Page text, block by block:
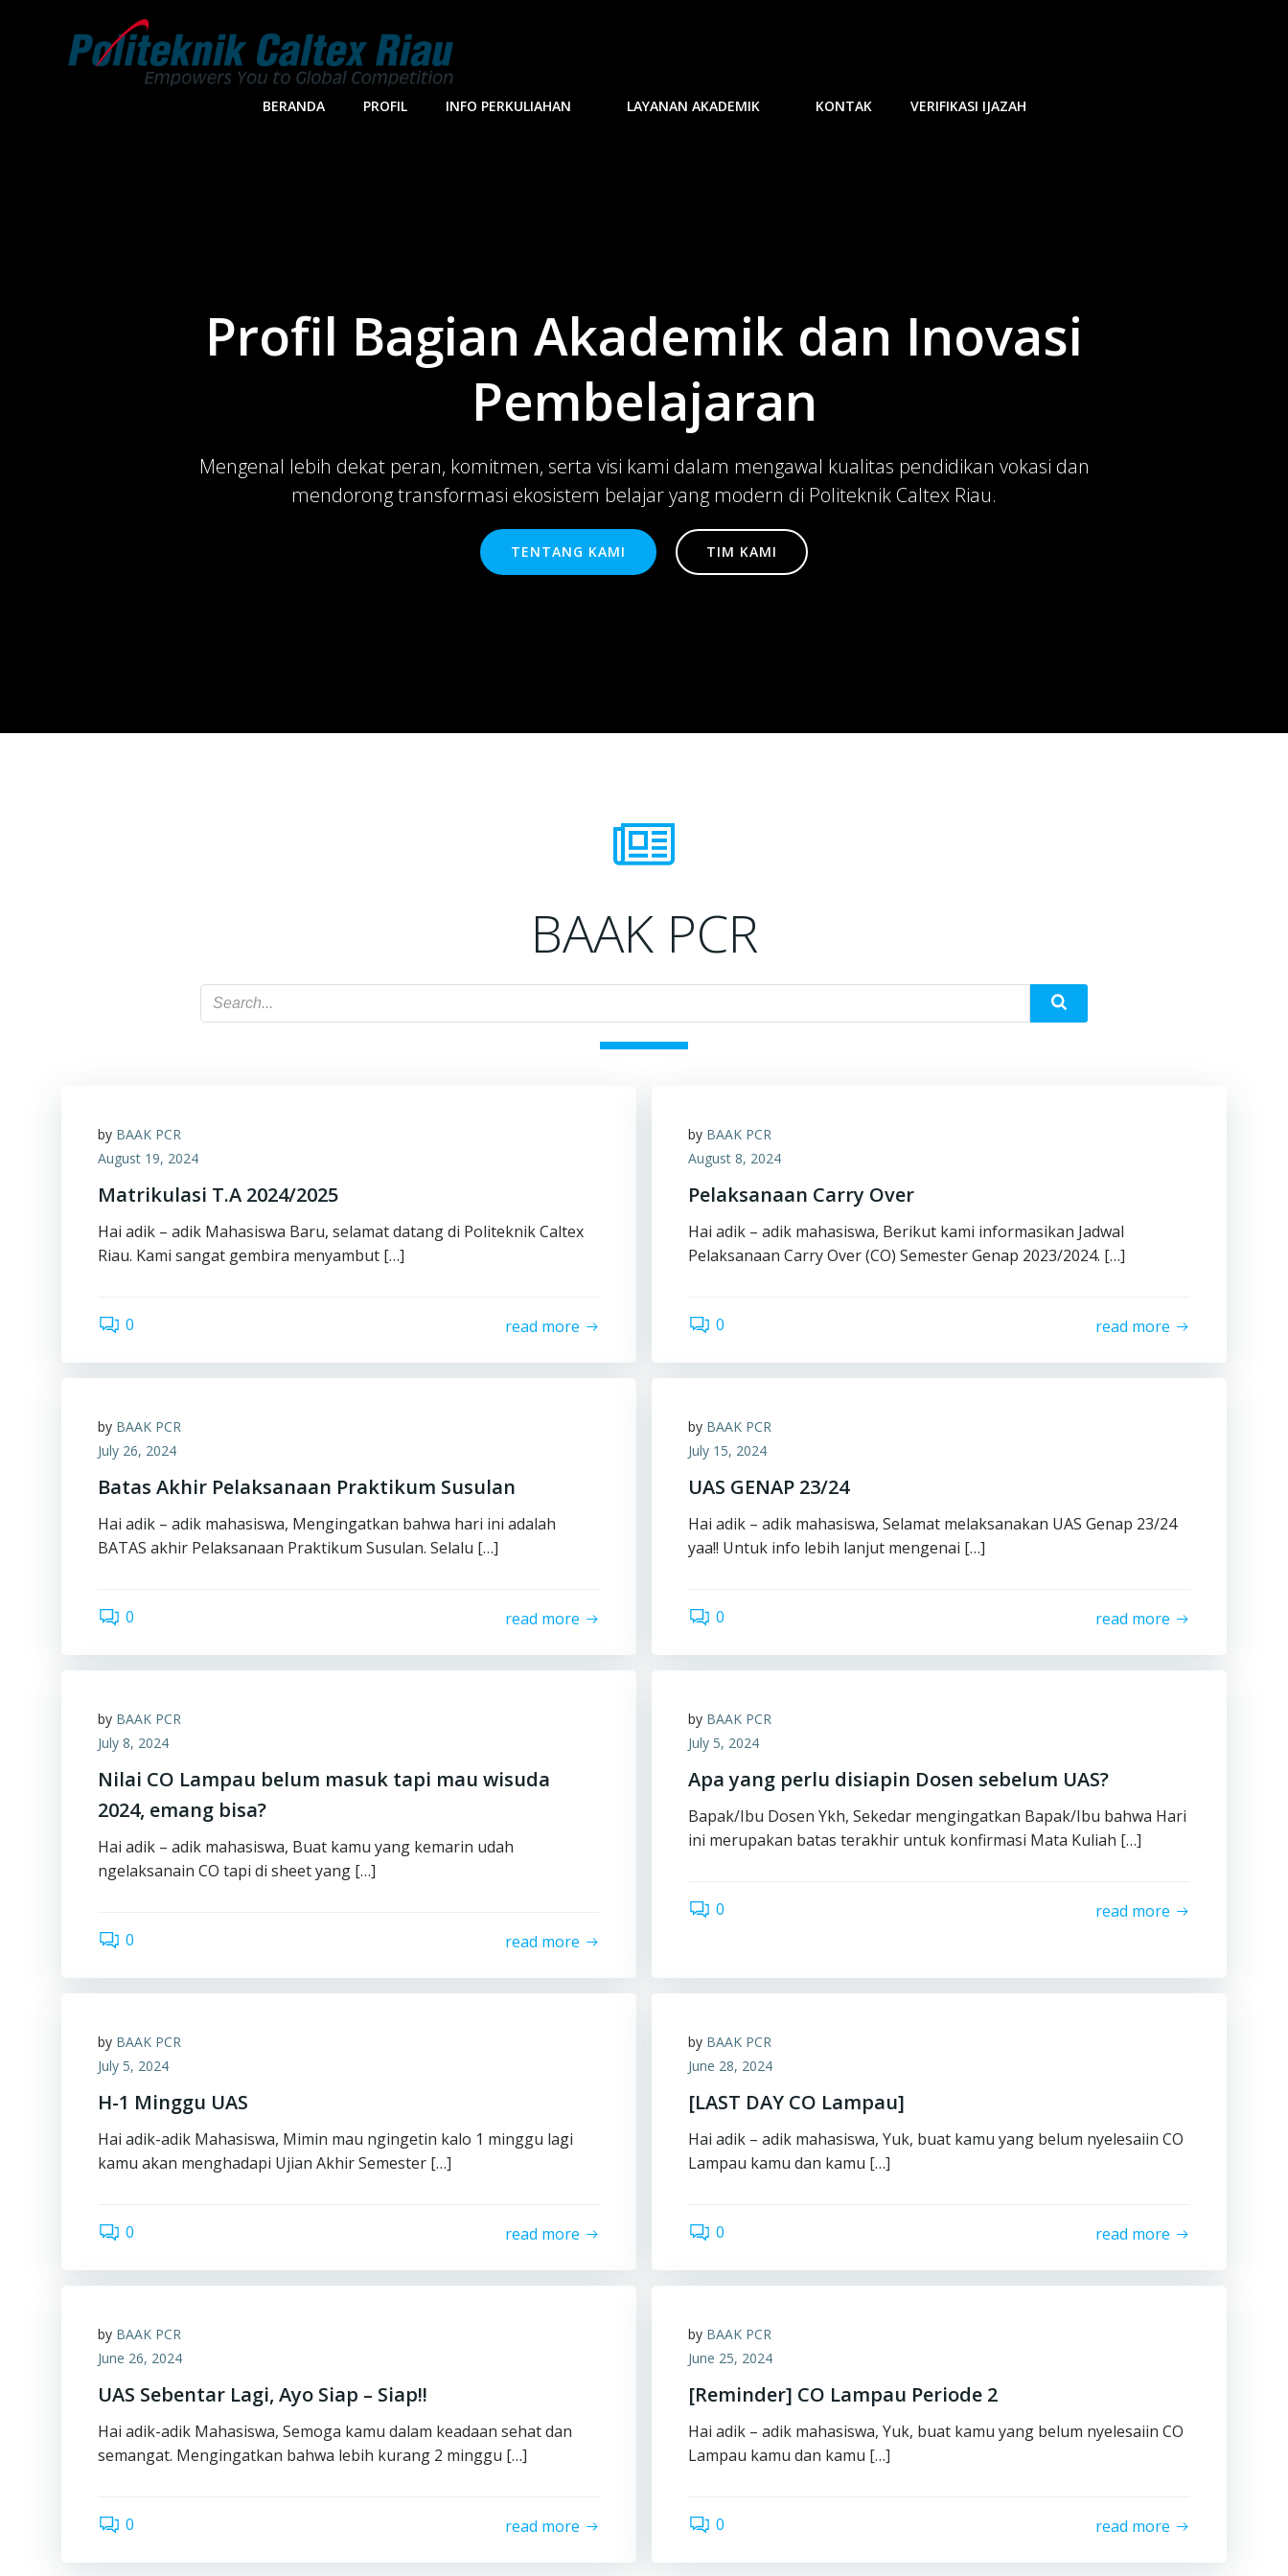
BERANDA PROFIL INFO PERKULIAHAN LAYANAN AKADEMIK KONTAK VERIFIKASI IJAZAH
Profil Bagian Akademik dan Inovasi
Pembelajaran
Mengenal lebih dekat peran, komitmen, serta visi kami dalam mengawal kualitas pendidikan vokasi dan
mendorong transformasi ekosistem belajar yang modern di Politeknik Caltex Riau.
TENTANG KAMI TIM KAMI
BAAK PCR
by BAAK PCR
August 19, 2024
Matrikulasi T.A 2024/2025
Hai adik – adik Mahasiswa Baru, selamat datang di Politeknik Caltex
Riau. Kami sangat gembira menyambut […]
0 read more
by BAAK PCR
August 8, 2024
Pelaksanaan Carry Over
Hai adik – adik mahasiswa, Berikut kami informasikan Jadwal
Pelaksanaan Carry Over (CO) Semester Genap 2023/2024. […]
0 read more
by BAAK PCR
July 26, 2024
Batas Akhir Pelaksanaan Praktikum Susulan
Hai adik – adik mahasiswa, Mengingatkan bahwa hari ini adalah
BATAS akhir Pelaksanaan Praktikum Susulan. Selalu […]
0 read more
by BAAK PCR
July 15, 2024
UAS GENAP 23/24
Hai adik – adik mahasiswa, Selamat melaksanakan UAS Genap 23/24
yaa!! Untuk info lebih lanjut mengenai […]
0 read more
by BAAK PCR
July 8, 2024
Nilai CO Lampau belum masuk tapi mau wisuda
2024, emang bisa?
Hai adik – adik mahasiswa, Buat kamu yang kemarin udah
ngelaksanain CO tapi di sheet yang […]
0 read more
by BAAK PCR
July 5, 2024
Apa yang perlu disiapin Dosen sebelum UAS?
Bapak/Ibu Dosen Ykh, Sekedar mengingatkan Bapak/Ibu bahwa Hari
ini merupakan batas terakhir untuk konfirmasi Mata Kuliah […]
0 read more
by BAAK PCR
July 5, 2024
H-1 Minggu UAS
Hai adik-adik Mahasiswa, Mimin mau ngingetin kalo 1 minggu lagi
kamu akan menghadapi Ujian Akhir Semester […]
0 read more
by BAAK PCR
June 28, 2024
[LAST DAY CO Lampau]
Hai adik – adik mahasiswa, Yuk, buat kamu yang belum nyelesaiin CO
Lampau kamu dan kamu […]
0 read more
by BAAK PCR
June 26, 2024
UAS Sebentar Lagi, Ayo Siap – Siap!!
Hai adik-adik Mahasiswa, Semoga kamu dalam keadaan sehat dan
semangat. Mengingatkan bahwa lebih kurang 2 minggu […]
0 read more
by BAAK PCR
June 25, 2024
[Reminder] CO Lampau Periode 2
Hai adik – adik mahasiswa, Yuk, buat kamu yang belum nyelesaiin CO
Lampau kamu dan kamu […]
0 read more